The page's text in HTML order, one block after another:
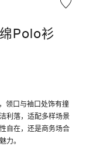
Polo衫
领口与袖口处饰有撞
利落，适配多样场景
自在，还是商务场合
力。